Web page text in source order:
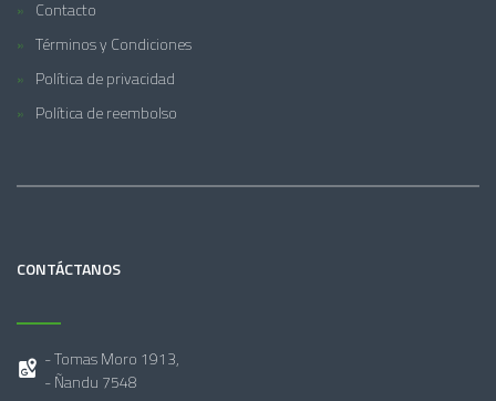
Contacto
Términos y Condiciones
Política de privacidad
Política de reembolso
CONTÁCTANOS
- Tomas Moro 1913,
- Ñandu 7548